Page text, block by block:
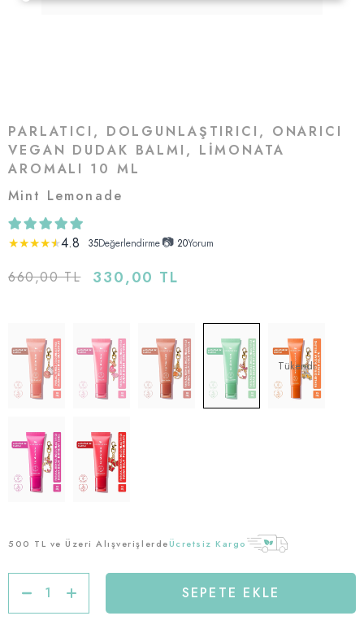
PARLATICI, DOLGUNLAŞTIRICI, ONARICI
VEGAN DUDAK BALMI, LIMONATA
AROMALI 10 ML
Mint Lemonade
★★★★★4.8 35Değerlendirme📷•20Yorum
660,00 TL 330,00 TL
Tükendi
500 TL ve Üzeri AlışverişlerdeÜcretsiz Kargo